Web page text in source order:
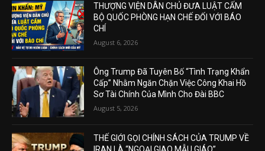
THƯỢNG VIỆN DÂN CHỦ ĐƯA LUẬT CẤM
BỘ QUỐC PHÒNG HẠN CHẾ ĐỐI VỚI BÁO
CHÍ
August 6, 2026
Ông Trump Đã Tuyên Bố “Tình Trạng Khẩn
Cấp” Nhằm Ngăn Chặn Việc Công Khai Hồ
Sơ Tài Chính Của Mình Cho Đài BBC
August 5, 2026
THẾ GIỚI GỌI CHÍNH SÁCH CỦA TRUMP VỀ